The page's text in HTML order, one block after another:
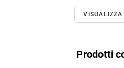
VISUALIZZA
Prodotti